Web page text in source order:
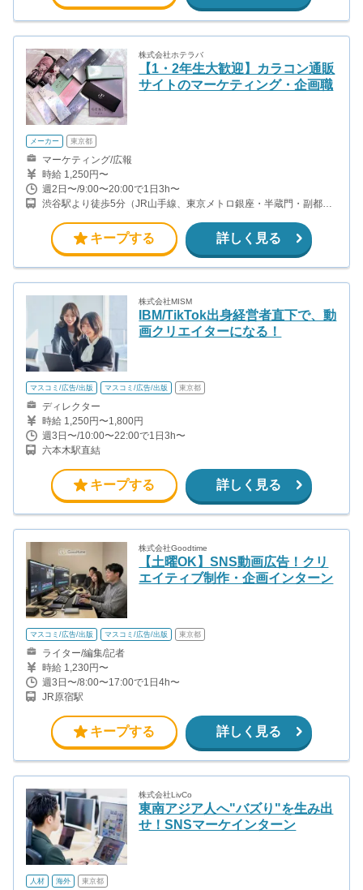
株式会社ホテラバ
【1・2年生大歓迎】カラコン通販
サイトのマーケティング・企画職
メーカー 東京都
マーケティング/広報
時給 1,250円〜
週2日〜/9:00〜20:00で1日3h〜
渋谷駅より徒歩5分（JR山手線、東京メトロ銀座・半蔵門・副都心
キープする 詳しく見る
株式会社MISM
IBM/TikTok出身経営者直下で、動
画クリエイターになる！
マスコミ/広告/出版 マスコミ/広告/出版 東京都
ディレクター
時給 1,250円〜1,800円
週3日〜/10:00〜22:00で1日3h〜
六本木駅直結
キープする 詳しく見る
株式会社Goodtime
【土曜OK】SNS動画広告！クリ
エイティブ制作・企画インターン
マスコミ/広告/出版 マスコミ/広告/出版 東京都
ライター/編集/記者
時給 1,230円〜
週3日〜/8:00〜17:00で1日4h〜
JR原宿駅
キープする 詳しく見る
株式会社LivCo
東南アジア人へ"バズり"を生み出
せ！SNSマーケインターン
人材 海外 東京都